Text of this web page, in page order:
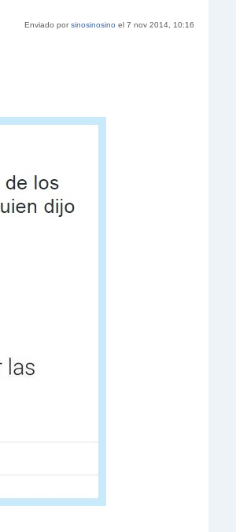
Enviado porsinosinosino el 7 nov 2014, 10:16